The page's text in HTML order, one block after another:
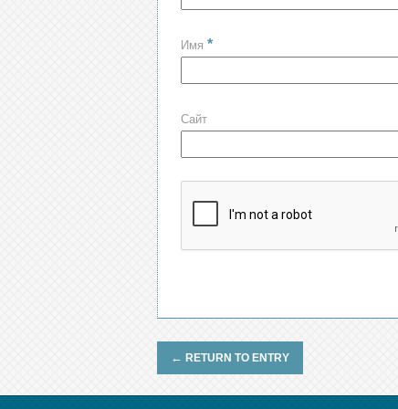
Имя *
Сайт
← RETURN TO ENTRY